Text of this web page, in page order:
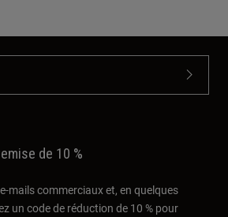
de 10 %
mails commerciaux et, en quelques
un code de réduction de 10 % pour